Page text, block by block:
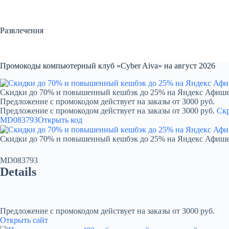
Развлечения
Промокоды компьютерный клуб «Cyber Aiva» на август 2026
Скидки до 70% и повышенный кешбэк до 25% на Яндекс
Предложение с промокодом действует на заказы от 3000 руб.
Предложение с промокодом действует на заказы от 3000 руб.
MD083793Открыть код
Скидки до 70% и повышенный кешбэк до 25% на Яндекс
MD083793
Details
Предложение с промокодом действует на заказы от 3000 руб.
Открыть сайт